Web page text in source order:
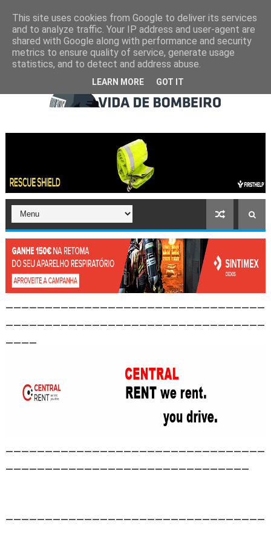
This site uses cookies from Google to deliver its services
and to analyze traffic. Your IP address and user-agent are
shared with Google along with performance and security
metrics to ensure quality of service, generate usage
statistics, and to detect and address abuse.
LEARN MORE GOT IT